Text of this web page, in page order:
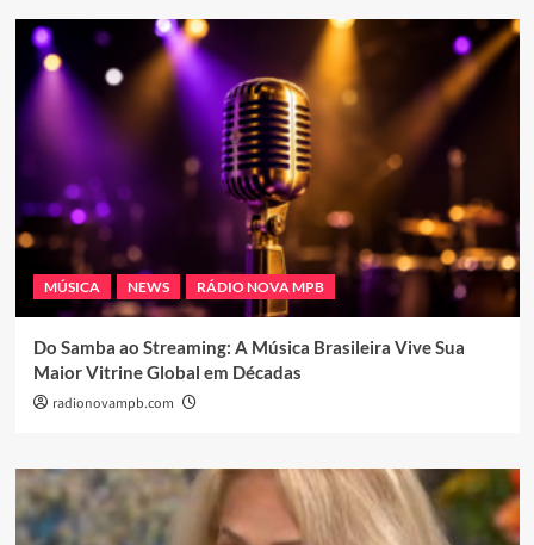
MÚSICA NEWS RÁDIO NOVA MPB
Do Samba ao Streaming: A Música Brasileira Vive Sua
Maior Vitrine Global em Décadas
radionovampb.com